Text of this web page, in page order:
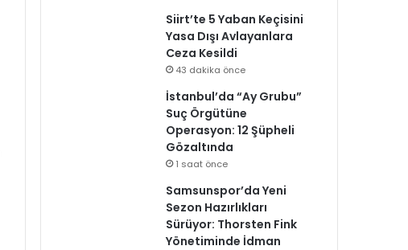
Siirt’te 5 Yaban Keçisini
Yasa Dışı Avlayanlara
Ceza Kesildi
43 dakika önce
İstanbul’da “Ay Grubu”
Suç Örgütüne
Operasyon: 12 Şüpheli
Gözaltında
1 saat önce
Samsunspor’da Yeni
Sezon Hazırlıkları
Sürüyor: Thorsten Fink
Yönetiminde İdman